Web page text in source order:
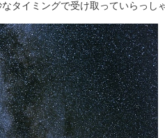
タイミングで受け取っていらっし